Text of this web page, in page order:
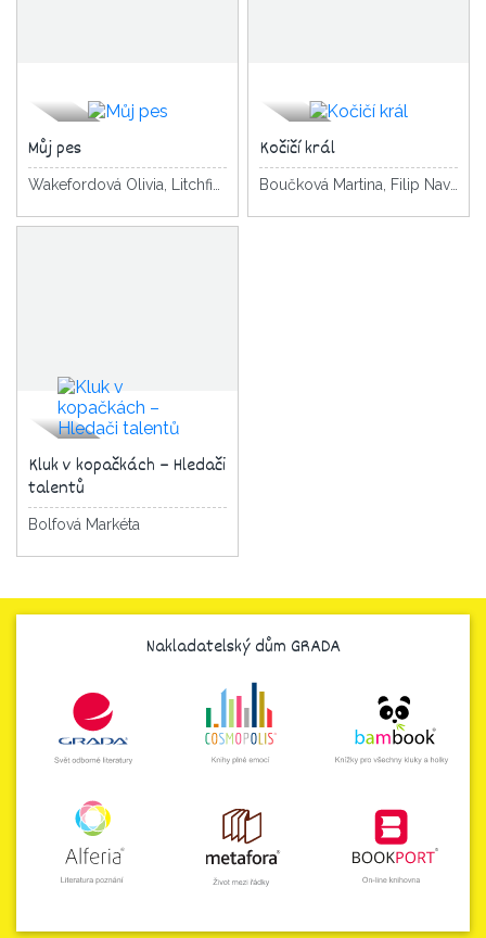
Můj pes Kočičí král
Kluk v kopačkách – Hledači
talentů
Bolfová Markéta
Nakladatelský dům GRADA